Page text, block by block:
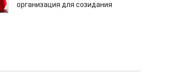
организация для созидания